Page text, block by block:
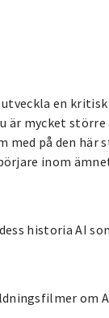
en
är mycket
med på den
inom
historia AI
om